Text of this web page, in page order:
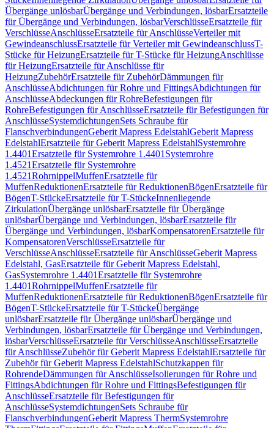
Übergänge unlösbarÜbergänge und Verbindungen, lösbarErsatzteile
für Übergänge und Verbindungen, lösbarVerschlüsseErsatzteile für
VerschlüsseAnschlüsseErsatzteile für AnschlüsseVerteiler mit
GewindeanschlussErsatzteile für Verteiler mit GewindeanschlussT-
Stücke für HeizungErsatzteile für T-Stücke für HeizungAnschlüsse
für HeizungErsatzteile für Anschlüsse für
HeizungZubehörErsatzteile für ZubehörDämmungen für
AnschlüsseAbdichtungen für Rohre und FittingsAbdichtungen für
AnschlüsseAbdeckungen für RohreBefestigungen für
RohreBefestigungen für AnschlüsseErsatzteile für Befestigungen für
AnschlüsseSystemdichtungenSets Schraube für
FlanschverbindungenGeberit Mapress EdelstahlGeberit Mapress
EdelstahlErsatzteile für Geberit Mapress EdelstahlSystemrohre
1.4401Ersatzteile für Systemrohre 1.4401 Systemrohre
1.4521Ersatzteile für Systemrohre
1.4521RohrnippelMuffenErsatzteile für
MuffenReduktionenErsatzteile für ReduktionenBögenErsatzteile für
BögenT-StückeErsatzteile für T-StückeInnenliegende
ZirkulationÜbergänge unlösbarErsatzteile für Übergänge
unlösbarÜbergänge und Verbindungen, lösbarErsatzteile für
Übergänge und Verbindungen, lösbarKompensatorenErsatzteile für
KompensatorenVerschlüsseErsatzteile für
VerschlüsseAnschlüsseErsatzteile für AnschlüsseGeberit Mapress
Edelstahl, GasErsatzteile für Geberit Mapress Edelstahl,
GasSystemrohre 1.4401Ersatzteile für Systemrohre
1.4401RohrnippelMuffenErsatzteile für
MuffenReduktionenErsatzteile für ReduktionenBögenErsatzteile für
BögenT-StückeErsatzteile für T-StückeÜbergänge
unlösbarErsatzteile für Übergänge unlösbarÜbergänge und
Verbindungen, lösbarErsatzteile für Übergänge und Verbindungen,
lösbarVerschlüsseErsatzteile für VerschlüsseAnschlüsseErsatzteile
für AnschlüsseZubehör für Geberit Mapress EdelstahlErsatzteile für
Zubehör für Geberit Mapress EdelstahlSchutzkappen für
RohrendeDämmungen für AnschlüsseIsolierungen für Rohre und
FittingsAbdichtungen für Rohre und FittingsBefestigungen für
AnschlüsseErsatzteile für Befestigungen für
AnschlüsseSystemdichtungenSets Schraube für
FlanschverbindungenGeberit Mapress ThermSystemrohre